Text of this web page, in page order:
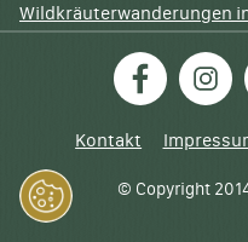
Wildkräuterwanderungen
Facebook
Kontakt
© Copyright